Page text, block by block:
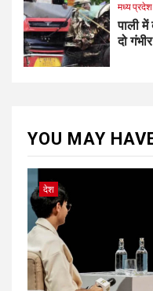
मध्य प्रदेश
पाली
दो
YOU MAY
देश